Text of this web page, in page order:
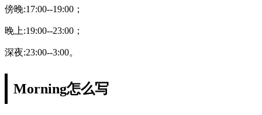
傍晚:17:00--19:00；
晚上:19:00--23:00；
深夜:23:00--3:00。
Morning怎么写